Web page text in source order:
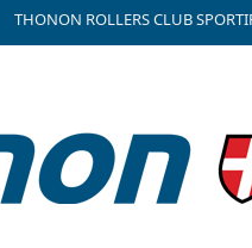
THONON ROLLERS CLUB